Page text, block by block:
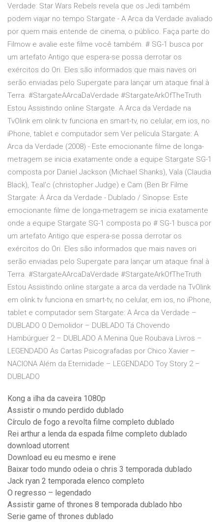
Verdade: Star Wars Rebels revela que os Jedi também
podem viajar no tempo Stargate - A Arca da Verdade avaliado
por quem mais entende de cinema, o público. Faça parte do
Filmow e avalie este filme você também. # SG-1 busca por
um artefato Antigo que espera-se possa derrotar os
exércitos do Ori. Eles são informados que mais naves ori
serão enviadas pelo Supergate para lançar um ataque final à
Terra. #StargateAArcaDaVerdade #StargateArkOfTheTruth
Estou Assistindo online Stargate. A Arca da Verdade na
TvOlink em olink.tv funciona en smart-tv, no celular, em ios, no
iPhone, tablet e computador sem Ver película Stargate: A
Arca da Verdade (2008) - Este emocionante filme de longa-
metragem se inicia exatamente onde a equipe Stargate SG-1
composta por Daniel Jackson (Michael Shanks), Vala (Claudia
Black), Teal'c (christopher Judge) e Cam (Ben Br Filme
Stargate: A Arca da Verdade - Dublado / Sinopse: Este
emocionante filme de longa-metragem se inicia exatamente
onde a equipe Stargate SG-1 composta po # SG-1 busca por
um artefato Antigo que espera-se possa derrotar os
exércitos do Ori. Eles são informados que mais naves ori
serão enviadas pelo Supergate para lançar um ataque final à
Terra. #StargateAArcaDaVerdade #StargateArkOfTheTruth
Estou Assistindo online stargate a arca da verdade na TvOlink
em olink.tv funciona en smart-tv, no celular, em ios, no iPhone,
tablet e computador sem Stargate: A Arca da Verdade –
DUBLADO O Demolidor – DUBLADO Tá Chovendo
Hambúrguer 2 – DUBLADO A Menina Que Roubava Livros –
LEGENDADO As Cartas Psicografadas por Chico Xavier –
NACIONA Além da Eternidade – LEGENDADO Toy Story 2 –
DUBLADO
Kong a ilha da caveira 1080p
Assistir o mundo perdido dublado
Círculo de fogo a revolta filme completo dublado
Rei arthur a lenda da espada filme completo dublado
download utorrent
Download eu eu mesmo e irene
Baixar todo mundo odeia o chris 3 temporada dublado
Jack ryan 2 temporada elenco completo
O regresso – legendado
Assistir game of thrones 8 temporada dublado hbo
Serie game of thrones dublado